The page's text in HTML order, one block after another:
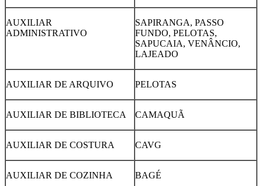
AUXILIAR
ADMINISTRATIVO
SAPIRANGA, PASSO
FUNDO, PELOTAS,
SAPUCAIA, VENÂNCIO,
LAJEADO
AUXILIAR DE ARQUIVO PELOTAS
AUXILIAR DE BIBLIOTECA CAMAQUÃ
AUXILIAR DE COSTURA CAVG
AUXILIAR DE COZINHA BAGÉ